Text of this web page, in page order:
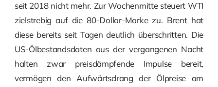
seit 2018 nicht mehr. Zur Wochenmitte steuert WTI
zielstrebig auf die 80-Dollar-Marke zu. Brent hat
diese bereits seit Tagen deutlich überschritten. Die
US-Ölbestandsdaten aus der vergangenen Nacht
halten zwar preisdämpfende Impulse bereit,
vermögen den Aufwärtsdrang der Ölpreise am